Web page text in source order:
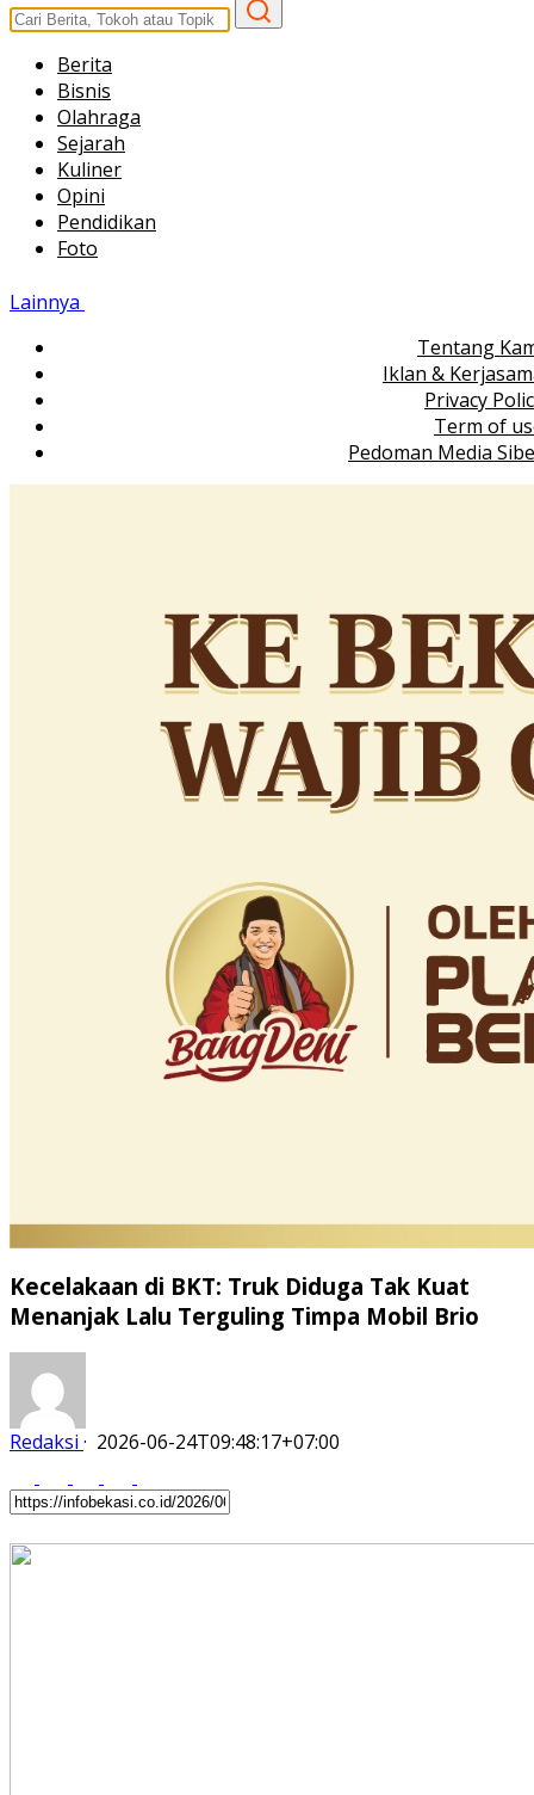
Berita
Bisnis
Olahraga
Sejarah
Kuliner
Opini
Pendidikan
Foto
Lainnya
Tentang
Iklan &
Privacy
Term of
Pedoman Media
Kecelakaan di BKT: Truk Diduga Tak Kuat
Menanjak Lalu Terguling Timpa Mobil Brio
Redaksi · 2026-06-24T09:48:17+07:00